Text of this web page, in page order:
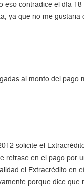
contradice el día 18
ya que no me gustaria
al monto del pago
solicite el
retrase en el pago
el Extracrédito en
porque dice